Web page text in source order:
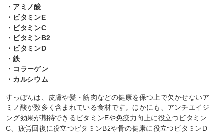
・アミノ酸
・ビタミンE
・ビタミンC
・ビタミンB2
・ビタミンD
・鉄
・コラーゲン
・カルシウム
すっぽんは、皮膚や髪・筋肉などの健康を保つ上で欠かせないア
ミノ酸が数多く含まれている食材です。ほかにも、アンチエイジ
ング効果が期待できるビタミンEや免疫力向上に役立つビタミン
C、疲労回復に役立つビタミンB2や骨の健康に役立つビタミンD